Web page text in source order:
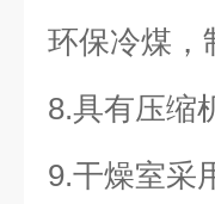
环保冷煤，
8.具有压缩
9.干燥室采